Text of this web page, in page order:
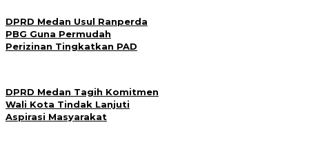
DPRD Medan Usul Ranperda
PBG Guna Permudah
Perizinan Tingkatkan PAD
DPRD Medan Tagih Komitmen
Wali Kota Tindak Lanjuti
Aspirasi Masyarakat